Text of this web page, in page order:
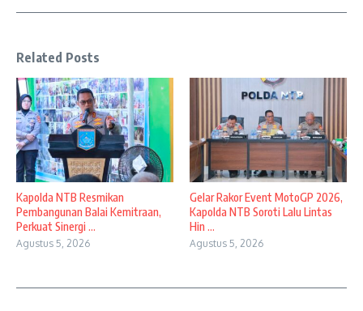
Related Posts
Kapolda NTB Resmikan
Pembangunan Balai Kemitraan,
Perkuat Sinergi ...
Agustus 5, 2026
Gelar Rakor Event MotoGP 2026,
Kapolda NTB Soroti Lalu Lintas
Hin ...
Agustus 5, 2026